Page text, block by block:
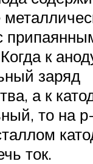
к
заряд
а к
то на
ток.